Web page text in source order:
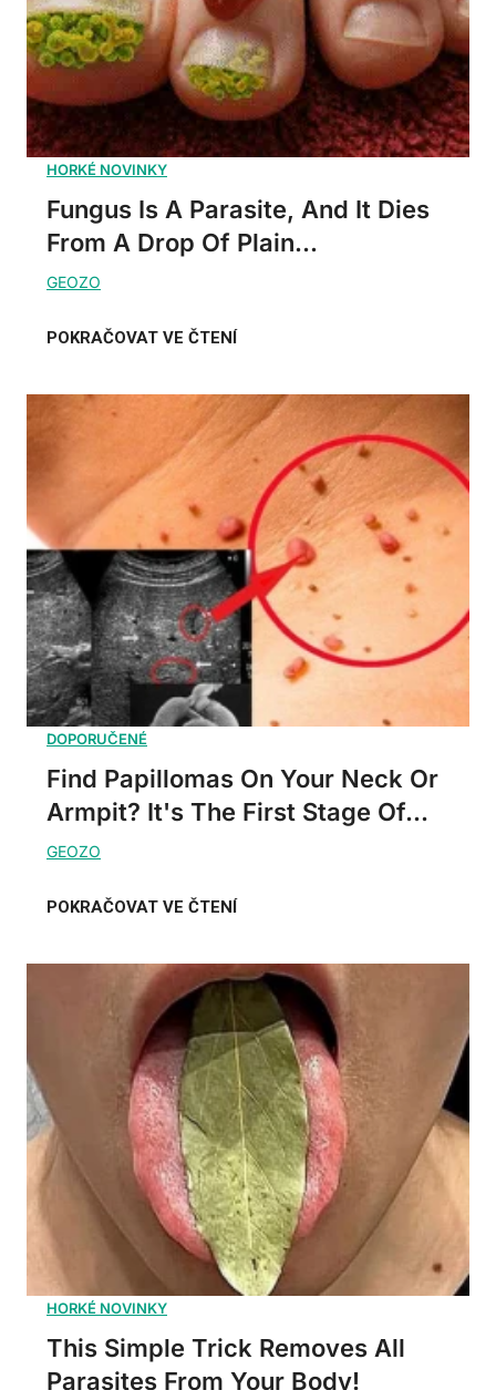
Fungus Is A Parasite, And It Dies
From A Drop Of Plain...
Find Papillomas On Your Neck Or
Armpit? It's The First Stage Of...
This Simple Trick Removes All
Parasites From Your Body!